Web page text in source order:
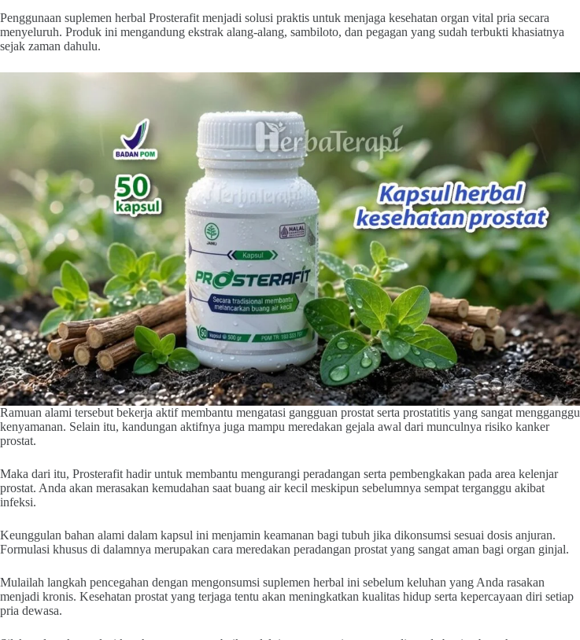
Penggunaan suplemen herbal Prosterafit menjadi solusi praktis untuk menjaga kesehatan organ vital pria secara
menyeluruh. Produk ini mengandung ekstrak alang-alang, sambiloto, dan pegagan yang sudah terbukti khasiatnya
sejak zaman dahulu.
Ramuan alami tersebut bekerja aktif membantu mengatasi gangguan prostat serta prostatitis yang sangat mengganggu
kenyamanan. Selain itu, kandungan aktifnya juga mampu meredakan gejala awal dari munculnya risiko kanker
prostat.
Maka dari itu, Prosterafit hadir untuk membantu mengurangi peradangan serta pembengkakan pada area kelenjar
prostat. Anda akan merasakan kemudahan saat buang air kecil meskipun sebelumnya sempat terganggu akibat
infeksi.
Keunggulan bahan alami dalam kapsul ini menjamin keamanan bagi tubuh jika dikonsumsi sesuai dosis anjuran.
Formulasi khusus di dalamnya merupakan cara meredakan peradangan prostat yang sangat aman bagi organ ginjal.
Mulailah langkah pencegahan dengan mengonsumsi suplemen herbal ini sebelum keluhan yang Anda rasakan
menjadi kronis. Kesehatan prostat yang terjaga tentu akan meningkatkan kualitas hidup serta kepercayaan diri setiap
pria dewasa.